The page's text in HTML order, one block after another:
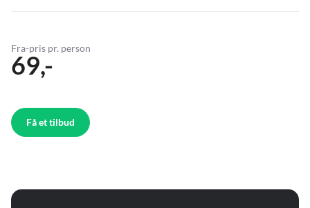
Fra-pris pr. person
69,-
Få et tilbud